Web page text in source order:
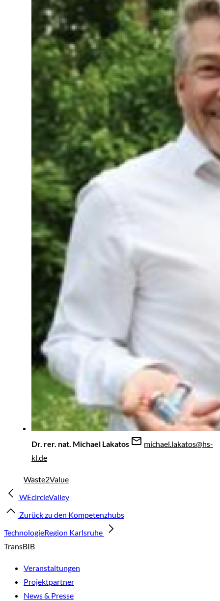
Dr. rer. nat. Michael Lakatos
michael.lakatos@hs-
kl.de
Waste2Value
WEcircleValley
Zurück zu den Kompetenzhubs
TechnologieRegion Karlsruhe
TransBIB
Veranstaltungen
Projektpartner
News & Presse